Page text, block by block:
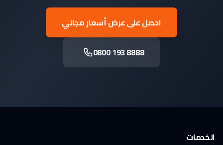
احصل على عرض أسعار مجاني
0800 193 8888
الخدمات